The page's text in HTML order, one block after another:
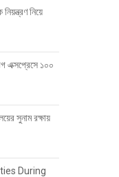
নিয়ে
এক্সপ্রেসে ১০০
সুনাম রক্ষায়
During